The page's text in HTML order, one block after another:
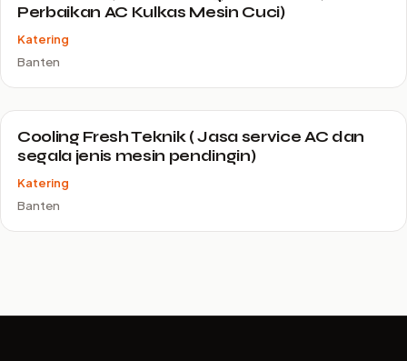
Perbaikan AC Kulkas Mesin Cuci)
Katering
Banten
Cooling Fresh Teknik ( Jasa service AC dan
segala jenis mesin pendingin)
Katering
Banten